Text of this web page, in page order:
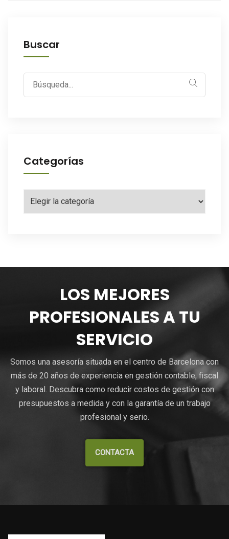
Buscar
Search
for:
Categorías
LOS MEJORES
PROFESIONALES A TU
SERVICIO
Somos una asesoría situada en el centro de Barcelona con
más de 20 años de experiencia en gestión contable, fiscal
y laboral. Descubra como reducir costos de gestión con
presupuestos a medida y con la garantía de un trabajo
profesional y serio.
CONTACTA